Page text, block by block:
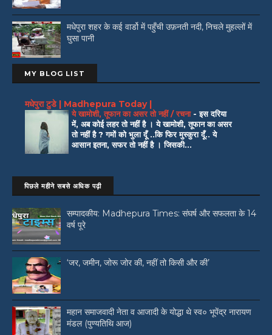
मधेपुरा शहर के कई वार्डो में पहुँची उफ़नती नदी, निचले मुहल्लों में
घुसा पानी
MY BLOG LIST
मधेपुरा टुडे | Madhepura Today |
ये खामोशी, तूफान का असर तो नहीं / रचना -इस दरिया
में, अब कोई लहर तो नहीं है । ये खामोशी, तूफान का असर
तो नहीं है ? गमों को भुला दूँ ..कि फिर मुस्कुरा दूँ.. ये
आसान इतना, सफर तो नहीं है । जिसकी...
पिछले महीने सबसे अधिक पढ़ी
सम्पादकीय: Madhepura Times: संघर्ष और सफलता के 14
वर्ष पूरे
‘जर, जमीन, जोरू जोर की, नहीं तो किसी और की’
महान समाजवादी नेता व आजादी के योद्धा थे स्व० भूपेंद्र नारायण
मंडल (पुण्यतिथि आज)